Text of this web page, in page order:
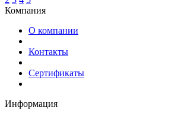
Компания
О компании
Контакты
Сертификаты
Информация